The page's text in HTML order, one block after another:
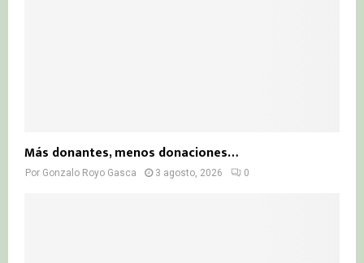
Más donantes, menos donaciones…
Por Gonzalo Royo Gasca 3 agosto, 2026 0